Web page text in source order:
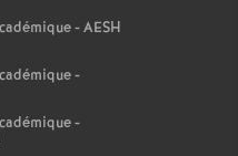
- AESH
-
-